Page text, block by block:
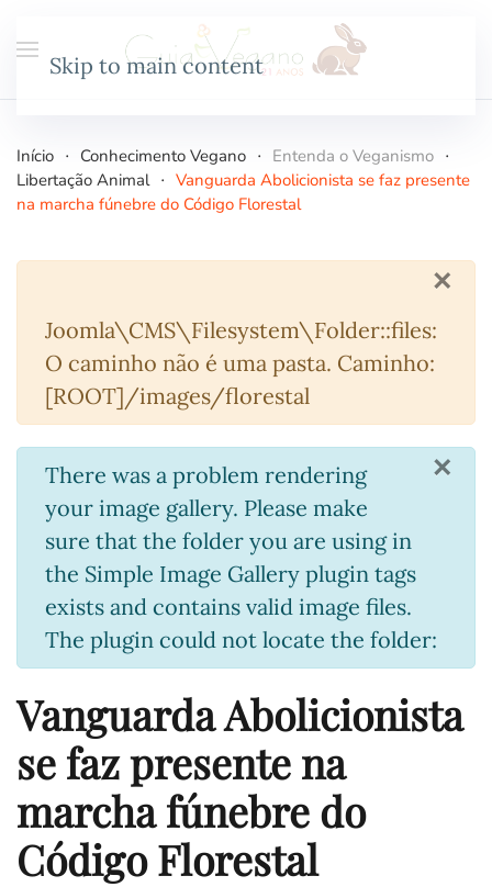
Skip to main content
Início Conhecimento Vegano
Entenda o Veganismo
Libertação Animal
Vanguarda Abolicionista se faz presente
na marcha fúnebre do Código Florestal
×
Joomla\CMS\Filesystem\Folder::files:
O caminho não é uma pasta. Caminho:
[ROOT]/images/florestal
×
info
There was a problem rendering
your image gallery. Please make
sure that the folder you are using in
the Simple Image Gallery plugin tags
exists and contains valid image files.
The plugin could not locate the folder:
Vanguarda Abolicionista
se faz presente na
marcha fúnebre do
Código Florestal